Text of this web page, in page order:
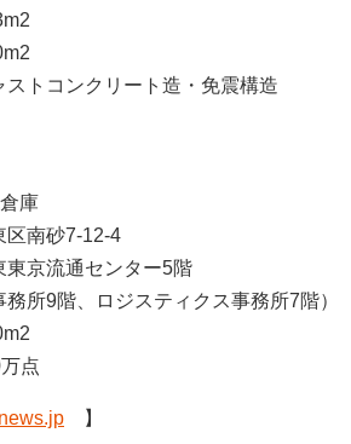
トコンクリート造・免震構造
庫
区南砂7-12-4
京流通センター5階
9階、ロジスティクス事務所7階）
点
】